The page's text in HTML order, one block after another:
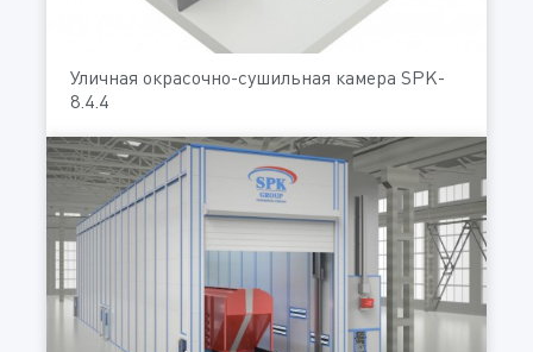
Уличная окрасочно-сушильная камера SPK-
8.4.4